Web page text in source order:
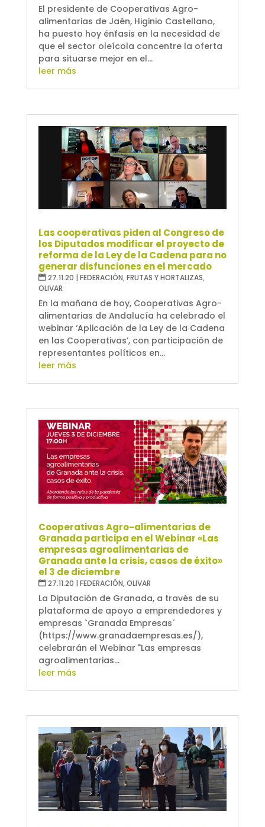
El presidente de Cooperativas Agro-
alimentarias de Jaén, Higinio Castellano,
ha puesto hoy énfasis en la necesidad de
que el sector oleícola concentre la oferta
para situarse mejor en el...
leer más
Las cooperativas piden al Congreso de
los Diputados modificar el proyecto de
reforma de la Ley de la Cadena para no
generar disfunciones en el mercado
27.11.20 | FEDERACIÓN,FRUTAS Y HORTALIZAS,
OLIVAR
En la mañana de hoy, Cooperativas Agro-
alimentarias de Andalucía ha celebrado el
webinar ‘Aplicación de la Ley de la Cadena
en las Cooperativas’, con participación de
representantes políticos en...
leer más
Cooperativas Agro-alimentarias de
Granada participa en el Webinar «Las
empresas agroalimentarias de
Granada ante la crisis, casos de éxito»
el 3 de diciembre
27.11.20 | FEDERACIÓN,OLIVAR
La Diputación de Granada, a través de su
plataforma de apoyo a emprendedores y
empresas `Granada Empresas´
(https://www.granadaempresas.es/),
celebrarán el Webinar "Las empresas
agroalimentarias...
leer más